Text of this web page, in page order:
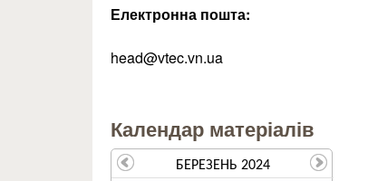
Електронна пошта:
head@vtec.vn.ua
Календар матеріалів
БЕРЕЗЕНЬ 2024